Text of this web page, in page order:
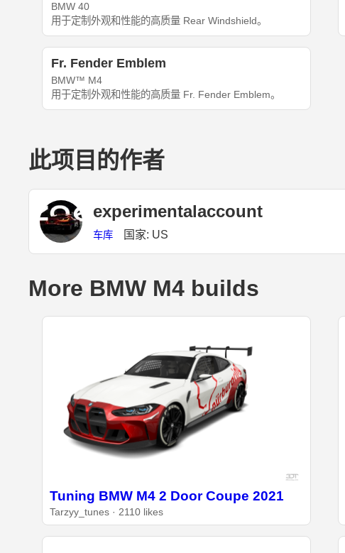
BMW 40
用于定制外观和性能的高质量 Rear Windshield。
Fr. Fender Emblem
BMW™ M4
用于定制外观和性能的高质量 Fr. Fender Emblem。
此项目的作者
experimentalaccount
车库 国家: US
More BMW M4 builds
Tuning BMW M4 2 Door Coupe 2021
Tarzyy_tunes · 2110 likes